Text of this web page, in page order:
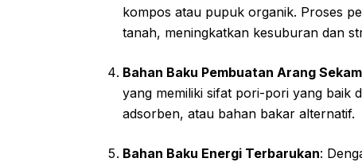
kompos atau pupuk organik. Proses
tanah, meningkatkan kesuburan dan
Bahan Baku Pembuatan Arang Sekam
yang memiliki sifat pori-pori yang baik
adsorben, atau bahan bakar alternatif.
Bahan Baku Energi Terbarukan: